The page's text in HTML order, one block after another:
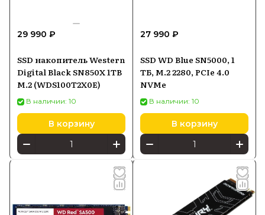
29 990 ₽
SSD накопитель Western
Digital Black SN850X 1TB
M.2 (WDS100T2X0E)
В наличии: 10
В корзину
27 990 ₽
SSD WD Blue SN5000, 1
ТБ, M.2 2280, PCIe 4.0
NVMe
В наличии: 10
В корзину